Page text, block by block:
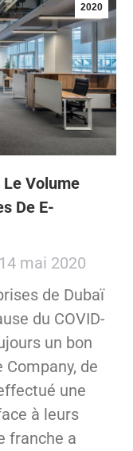
2020
Le Volume
De E-
14 mai 2020
de Dubaï
du COVID-
un bon
Company, de
une
à leurs
franche a